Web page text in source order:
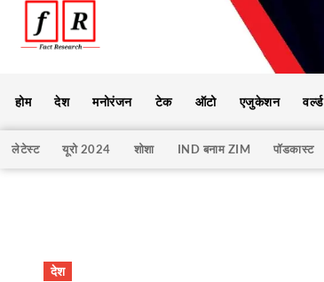
होम देश मनोरंजन टेक ऑटो एजुकेशन वर्ल्ड
लेटेस्ट यूरो 2024 शोशा IND बनाम ZIM पॉडकास्ट
देश